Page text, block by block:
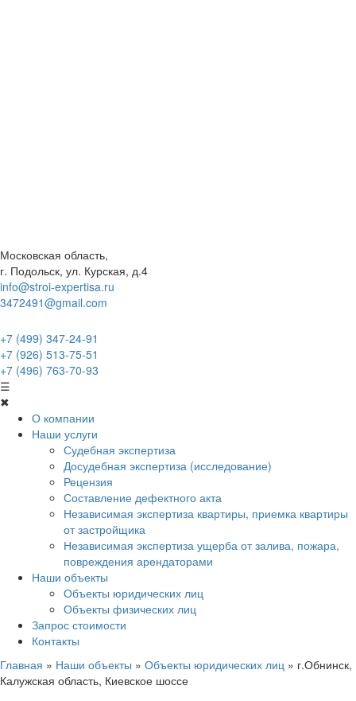
Московская область,
г. Подольск, ул. Курская, д.4
info@stroi-expertisa.ru
3472491@gmail.com
+7 (499) 347-24-91
+7 (926) 513-75-51
+7 (496) 763-70-93
☰
✖
О компании
Наши услуги
Судебная экспертиза
Досудебная экспертиза (исследование)
Рецензия
Составление дефектного акта
Независимая экспертиза квартиры, приемка квартиры
от застройщика
Независимая экспертиза ущерба от залива, пожара,
повреждения арендаторами
Наши объекты
Объекты юридических лиц
Объекты физических лиц
Запрос стоимости
Контакты
Главная » Наши объекты » Объекты юридических лиц » г.Обнинск,
Калужская область, Киевское шоссе